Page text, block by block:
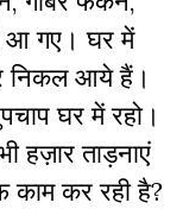
आ गए। घर में
निकल आये हैं।
घर में रहो।
हज़ार ताड़नाएं
कर रही है?